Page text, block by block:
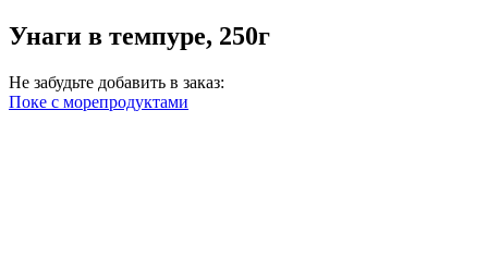
Унаги в темпуре, 250г
Не забудьте добавить в заказ:
Поке с морепродуктами